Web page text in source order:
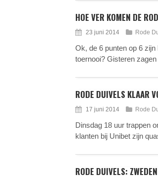
HOE VER KOMEN DE
23 juni 2014 Rode
Ok, de 6 punten op 6
toernooi? Gisteren
RODE DUIVELS KLAAR
17 juni 2014 Rode
Dinsdag 18 uur trappen
klanten bij Unibet zijn
RODE DUIVELS: